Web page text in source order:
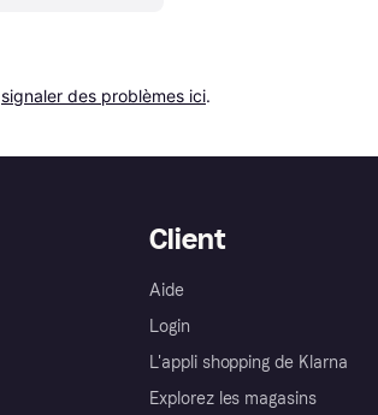
signaler des problèmes ici.
Client
Aide
Login
L'appli shopping de Klarna
Explorez les magasins